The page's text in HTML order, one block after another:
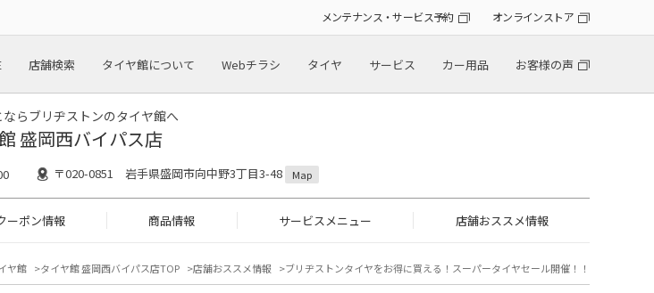
メンテナンス・サービス予約 オンラインストア
店舗検索 タイヤ館について Webチラシ タイヤ サービス カー用品 お客様の声
らブリヂストンのタイヤ館へ
盛岡西バイパス店
〒020-0851 岩手県盛岡市向中野3丁目3-48 Map
ーポン情報 商品情報 サービスメニュー 店舗おススメ情報
ヤ館 タイヤ館 盛岡西バイパス店TOP 店舗おススメ情報 ブリヂストンタイヤをお得に買える！スーパータイヤセール開催！！